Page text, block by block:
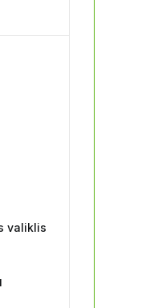
valiklis